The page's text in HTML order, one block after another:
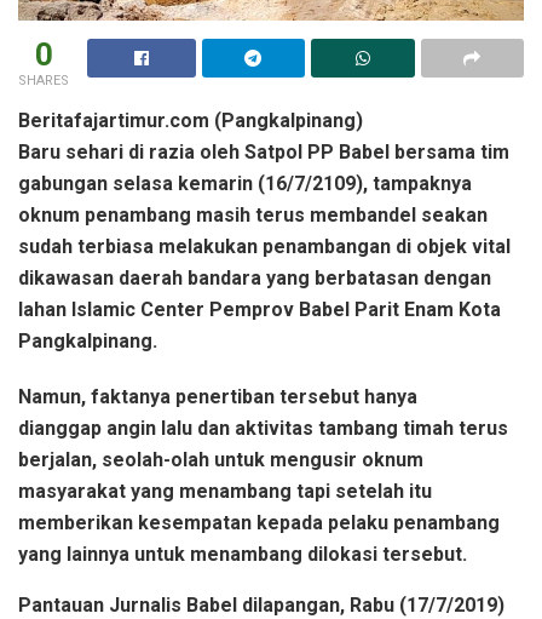
0
SHARES
Beritafajartimur.com (Pangkalpinang)
Baru sehari di razia oleh Satpol PP Babel bersama tim
gabungan selasa kemarin (16/7/2109), tampaknya
oknum penambang masih terus membandel seakan
sudah terbiasa melakukan penambangan di objek vital
dikawasan daerah bandara yang berbatasan dengan
lahan Islamic Center Pemprov Babel Parit Enam Kota
Pangkalpinang.
Namun, faktanya penertiban tersebut hanya
dianggap angin lalu dan aktivitas tambang timah terus
berjalan, seolah-olah untuk mengusir oknum
masyarakat yang menambang tapi setelah itu
memberikan kesempatan kepada pelaku penambang
yang lainnya untuk menambang dilokasi tersebut.
Pantauan Jurnalis Babel dilapangan, Rabu (17/7/2019)